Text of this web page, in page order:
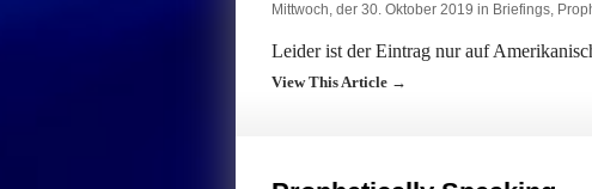
Mittwoch, der 30. Oktober 2019 in Briefings,
Leider ist der Eintrag nur auf
View This Article →